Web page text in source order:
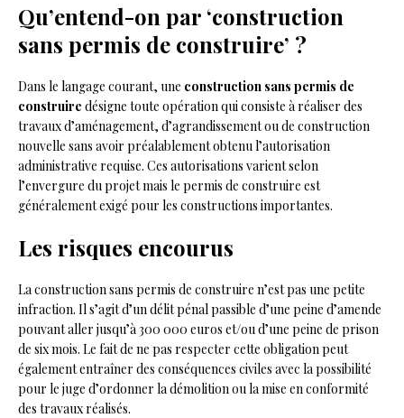
Qu’entend-on par ‘construction
sans permis de construire’ ?
Dans le langage courant, une construction sans permis de
construire désigne toute opération qui consiste à réaliser des
travaux d’aménagement, d’agrandissement ou de construction
nouvelle sans avoir préalablement obtenu l’autorisation
administrative requise. Ces autorisations varient selon
l’envergure du projet mais le permis de construire est
généralement exigé pour les constructions importantes.
Les risques encourus
La construction sans permis de construire n’est pas une petite
infraction. Il s’agit d’un délit pénal passible d’une peine d’amende
pouvant aller jusqu’à 300 000 euros et/ou d’une peine de prison
de six mois. Le fait de ne pas respecter cette obligation peut
également entraîner des conséquences civiles avec la possibilité
pour le juge d’ordonner la démolition ou la mise en conformité
des travaux réalisés.